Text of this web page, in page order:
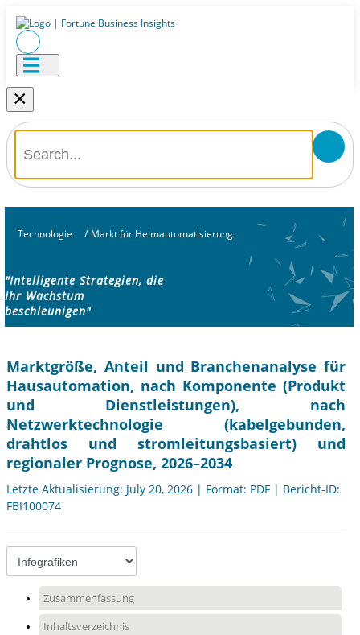
×
Technologie / Markt für Heimautomatisierung
"Intelligente Strategien, die
Ihr Wachstum
beschleunigen"
Marktgröße, Anteil und Branchenanalyse für
Hausautomation, nach Komponente (Produkt
und Dienstleistungen), nach
Netzwerktechnologie (kabelgebunden,
drahtlos und stromleitungsbasiert) und
regionaler Prognose, 2026–2034
Letzte Aktualisierung: July 20, 2026 | Format: PDF | Bericht-ID:
FBI100074
Zusammenfassung
Inhaltsverzeichnis